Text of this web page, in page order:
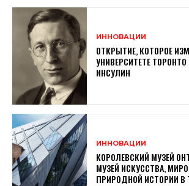
ИННОВАЦИИ
ОТКРЫТИЕ, КОТОРОЕ
УНИВЕРСИТЕТЕ
ИНСУЛИН
ИННОВАЦИИ
КОРОЛЕВСКИЙ МУЗЕЙ
МУЗЕЙ ИСКУССТВА,
ПРИРОДНОЙ ИСТОРИИ В